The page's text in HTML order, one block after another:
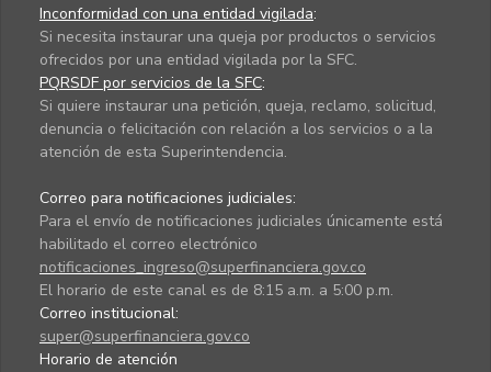
Inconformidad con una entidad vigilada:
Si necesita instaurar una queja por productos o servicios
ofrecidos por una entidad vigilada por la SFC.
PQRSDF por servicios de la SFC:
Si quiere instaurar una petición, queja, reclamo, solicitud,
denuncia o felicitación con relación a los servicios o a la
atención de esta Superintendencia.
Correo para notificaciones judiciales:
Para el envío de notificaciones judiciales únicamente está
habilitado el correo electrónico
notificaciones_ingreso@superfinanciera.gov.co
El horario de este canal es de 8:15 a.m. a 5:00 p.m.
Correo institucional:
super@superfinanciera.gov.co
Horario de atención